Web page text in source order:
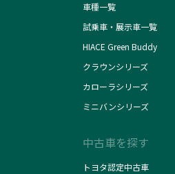
車種一覧
試乗車・展示車一覧
HIACE Green Buddy
クラウンシリーズ
カローラシリーズ
ミニバンシリーズ
中古車を探す
トヨタ認定中古車